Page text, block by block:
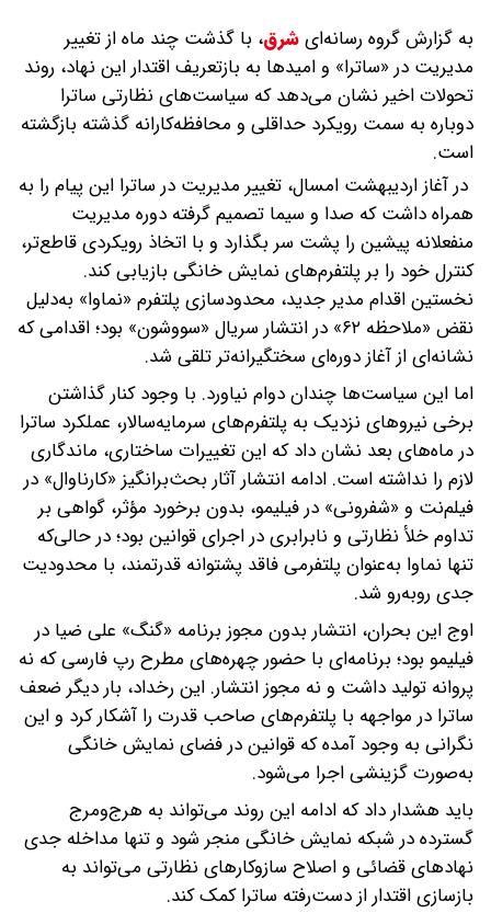
به گزارش گروه رسانه‌ایشرق، با گذشت چند ماه از تغییر
مدیریت در «ساترا» و امیدها به بازتعریف اقتدار این نهاد، روند
تحولات اخیر نشان می‌دهد که سیاست‌های نظارتی ساترا
دوباره به سمت رویکرد حداقلی و محافظه‌کارانه گذشته بازگشته
است.
در آغاز اردیبهشت امسال، تغییر مدیریت در ساترا این پیام را به
همراه داشت که صدا و سیما تصمیم گرفته دوره مدیریت
منفعلانه پیشین را پشت سر بگذارد و با اتخاذ رویکردی قاطع‌تر،
کنترل خود را بر پلتفرم‌های نمایش خانگی بازیابی کند.
نخستین اقدام مدیر جدید، محدودسازی پلتفرم «نماوا» به‌دلیل
نقض «ملاحظه ۶۲» در انتشار سریال «سووشون» بود؛ اقدامی که
نشانه‌ای از آغاز دوره‌ای سختگیرانه‌تر تلقی شد.
اما این سیاست‌ها چندان دوام نیاورد. با وجود کنار گذاشتن
برخی نیروهای نزدیک به پلتفرم‌های سرمایه‌سالار، عملکرد ساترا
در ماه‌های بعد نشان داد که این تغییرات ساختاری، ماندگاری
لازم را نداشته است. ادامه انتشار آثار بحث‌برانگیز «کارناوال» در
فیلم‌نت و «شفرونی» در فیلیمو، بدون برخورد مؤثر، گواهی بر
تداوم خلأ نظارتی و نابرابری در اجرای قوانین بود؛ در حالی‌که
تنها نماوا به‌عنوان پلتفرمی فاقد پشتوانه قدرتمند، با محدودیت
جدی روبه‌رو شد.
اوج این بحران، انتشار بدون مجوز برنامه «گنگ» علی ضیا در
فیلیمو بود؛ برنامه‌ای با حضور چهره‌های مطرح رپ فارسی که نه
پروانه تولید داشت و نه مجوز انتشار. این رخداد، بار دیگر ضعف
ساترا در مواجهه با پلتفرم‌های صاحب قدرت را آشکار کرد و این
نگرانی به وجود آمده که قوانین در فضای نمایش خانگی
به‌صورت گزینشی اجرا می‌شود.
باید هشدار داد که ادامه این روند می‌تواند به هرج‌ومرج
گسترده در شبکه نمایش خانگی منجر شود و تنها مداخله جدی
نهادهای قضائی و اصلاح سازوکارهای نظارتی می‌تواند به
بازسازی اقتدار از دست‌رفته ساترا کمک کند.